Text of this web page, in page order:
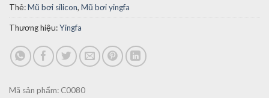
Thẻ:Mũ bơi silicon, Mũ bơi yingfa
Thương hiệu:Yingfa
Mã sản phẩm: C0080